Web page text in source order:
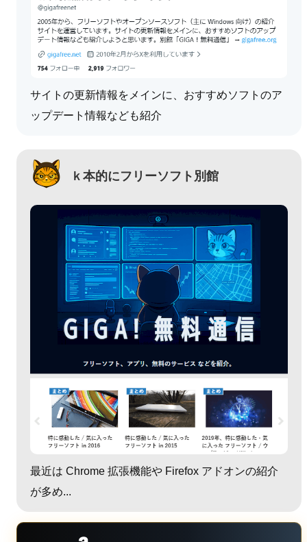
サイトの更新情報をメインに、おすすめソフトのア
ップデート情報なども紹介
ｋ本的にフリーソフト別館
最近は Chrome 拡張機能や Firefox アドオンの紹介
が多め...